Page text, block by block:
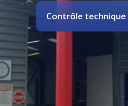
Contrôle technique